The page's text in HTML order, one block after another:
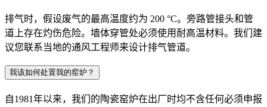
排气时，假设废气的最高温度约为 200 °C。旁路管接头和管
道上存在灼伤危险。墙体穿管处必须使用耐高温材料。我们建
议您联系当地的通风工程师来设计排气管道。
我该如何处置我的窑炉？
自1981年以来，我们的陶瓷窑炉在出厂时均不含任何必须申报